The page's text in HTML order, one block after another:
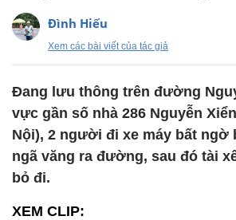
Đình Hiếu
Xem các bài viết của tác giả
Đang lưu thông trên đường
vực gần số nhà 286 Nguyễn
Nội), 2 người đi xe máy bất ngờ
ngã văng ra đường, sau đó tài
bỏ đi.
XEM CLIP: